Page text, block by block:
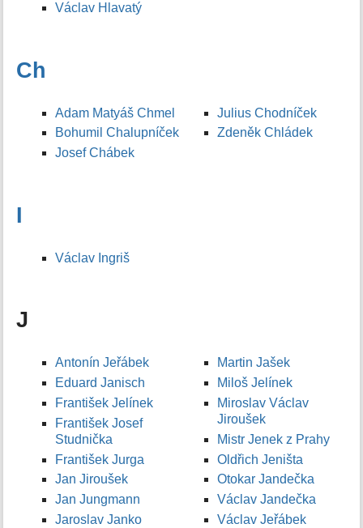
Václav Hlavatý
Ch
Adam Matyáš Chmel
Bohumil Chalupníček
Josef Chábek
Julius Chodníček
Zdeněk Chládek
I
Václav Ingriš
J
Antonín Jeřábek
Eduard Janisch
František Jelínek
František Josef
Studnička
František Jurga
Jan Jiroušek
Jan Jungmann
Jaroslav Janko
Martin Jašek
Miloš Jelínek
Miroslav Václav
Jiroušek
Mistr Jenek z Prahy
Oldřich Jeništa
Otokar Jandečka
Václav Jandečka
Václav Jeřábek